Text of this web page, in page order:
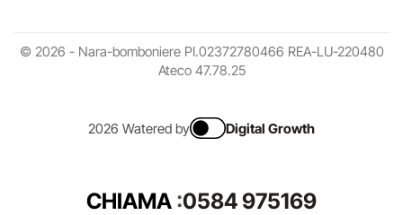
© 2026 - Nara-bomboniere PI.02372780466 REA-LU-220480
Ateco 47.78.25
2026 Watered by Digital Growth
CHIAMA :0584 975169